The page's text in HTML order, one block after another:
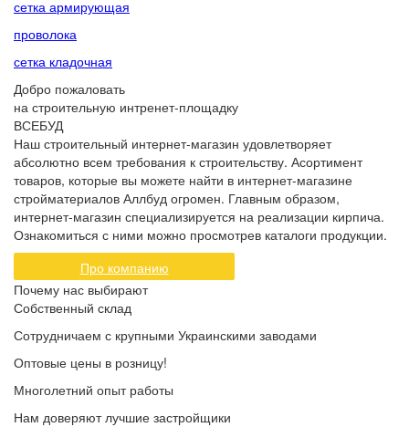
сетка армирующая
проволока
сетка кладочная
Добро пожаловать
на строительную интренет-площадку
ВСЕБУД
Наш строительный интернет-магазин удовлетворяет
абсолютно всем требования к строительству. Асортимент
товаров, которые вы можете найти в интернет-магазине
стройматериалов Аллбуд огромен. Главным образом,
интернет-магазин специализируется на реализации кирпича.
Ознакомиться с ними можно просмотрев каталоги продукции.
Про компанию
Почему нас выбирают
Собственный склад
Сотрудничаем с крупными Украинскими заводами
Оптовые цены в розницу!
Многолетний опыт работы
Нам доверяют лучшие застройщики